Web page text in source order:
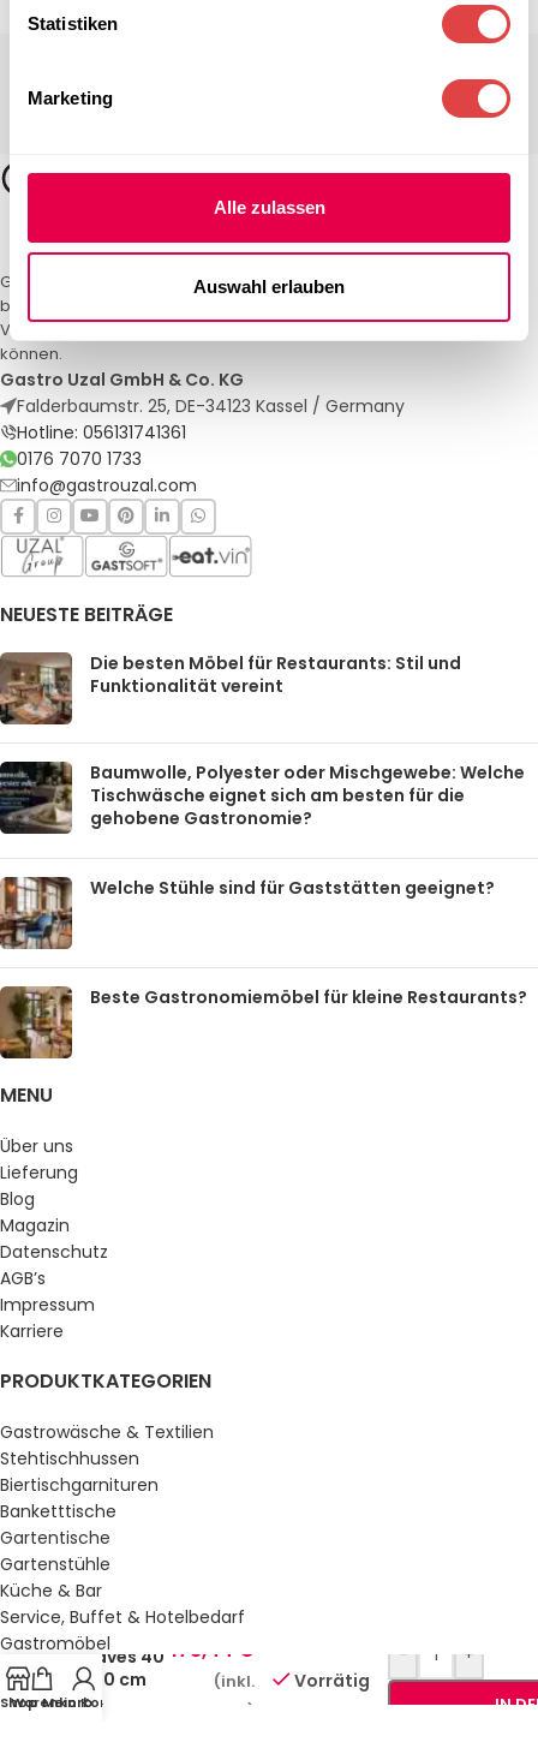
Statistiken
Marketing
Alle zulassen
Auswahl erlauben
Gastro Uzal – Ihr Spezialist für Gastronomiemöbel und -textilien. Wir
bieten maßgeschneiderte Lösungen für Restaurants, Hotels und
Veranstaltungen. Qualität und Service, auf die Sie sich verlassen
können.
Gastro Uzal GmbH & Co. KG
Falderbaumstr. 25, DE-34123 Kassel / Germany
Hotline: 056131741361
0176 7070 1733
info@gastrouzal.com
NEUESTE BEITRÄGE
Die besten Möbel für Restaurants: Stil und
Funktionalität vereint
Baumwolle, Polyester oder Mischgewebe: Welche
Tischwäsche eignet sich am besten für die
gehobene Gastronomie?
Welche Stühle sind für Gaststätten geeignet?
Beste Gastronomiemöbel für kleine Restaurants?
MENU
Über uns
Lieferung
Blog
Magazin
Datenschutz
AGB’s
Impressum
Karriere
PRODUKTKATEGORIEN
Gastrowäsche & Textilien
Stehtischhussen
Biertischgarnituren
Banketttische
Gartentische
Gartenstühle
Küche & Bar
Service, Buffet & Hotelbedarf
Gastromöbel
Schulmöbel
Sale %
Shop
Warenkorb
Mein Konto
Airlaid
Servietten
Waves 40
x 40 cm
1/4
178,44 €
(inkl.
MwSt.)
Vorrätig
- +
IN